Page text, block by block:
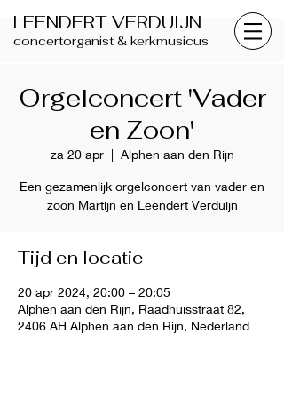
LEENDERT VERDUIJN
concertorganist & kerkmusicus
Orgelconcert 'Vader
en Zoon'
za 20 apr
  |
Alphen aan den Rijn
Een gezamenlijk orgelconcert van vader en
zoon Martijn en Leendert Verduijn
Tijd en locatie
20 apr 2024, 20:00 – 20:05
Alphen aan den Rijn, Raadhuisstraat 82,
2406 AH Alphen aan den Rijn, Nederland